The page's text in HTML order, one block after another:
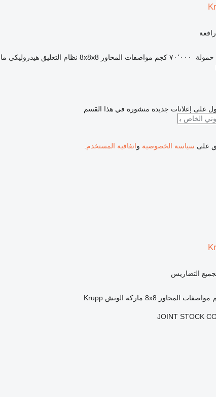
حمولة ٧٠٬٠٠٠ كجم مواصفات المحاور 8x8x8 نظام التعليق هيدروليكي
على إعلانات جديدة منشورة في هذا القسم
على سياسة الخصوصية واتفاقية المستخدم
التضاريس
مواصفات المحاور 8x8 ماركة الونش Krupp
JOINT STOCK